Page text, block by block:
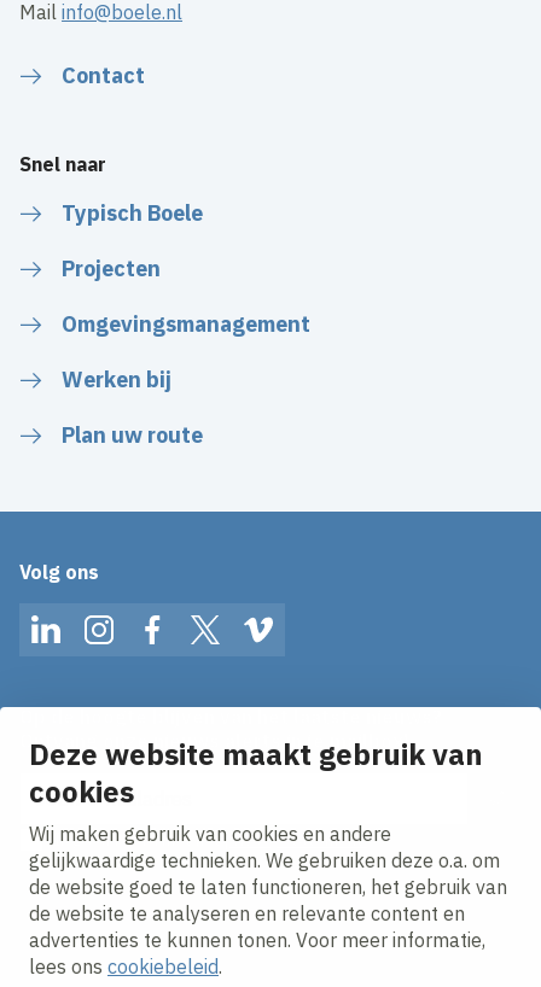
Deze website maakt gebruik van
cookies
Wij maken gebruik van cookies en andere
gelijkwaardige technieken. We gebruiken deze o.a. om
de website goed te laten functioneren, het gebruik van
de website te analyseren en relevante content en
advertenties te kunnen tonen. Voor meer informatie,
lees ons cookiebeleid.
Mailinfo@boele.nl
Contact
Snel naar
Typisch Boele
Projecten
Omgevingsmanagement
Werken bij
Plan uw route
Volg ons
LinkedInInstagramFacebookTwitterVimeo
Ontvang onze nieuws alerts in je mailbox!
E-mailadres
Ik ga akkoord met hetprivacy statement.